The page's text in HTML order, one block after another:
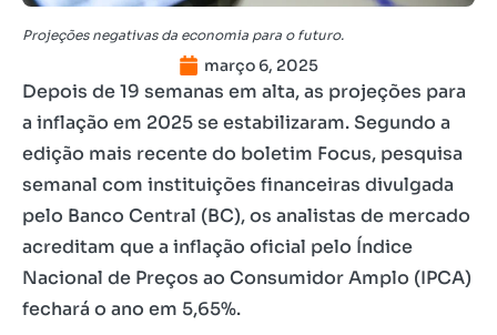
Projeções negativas da economia para o futuro.
março 6, 2025
Depois de 19 semanas em alta, as projeções para
a inflação em 2025 se estabilizaram. Segundo a
edição mais recente do boletim Focus, pesquisa
semanal com instituições financeiras divulgada
pelo Banco Central (BC), os analistas de mercado
acreditam que a inflação oficial pelo Índice
Nacional de Preços ao Consumidor Amplo (IPCA)
fechará o ano em 5,65%.